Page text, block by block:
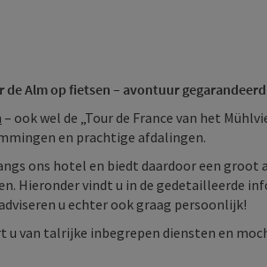
Alm op fietsen – avontuur
– ook wel de „Tour de France van het
en prachtige afdalingen.
ons hotel en biedt daardoor een
Hieronder vindt u in de gedetailleerde
u echter ook graag persoonlijk!
van talrijke inbegrepen diensten en